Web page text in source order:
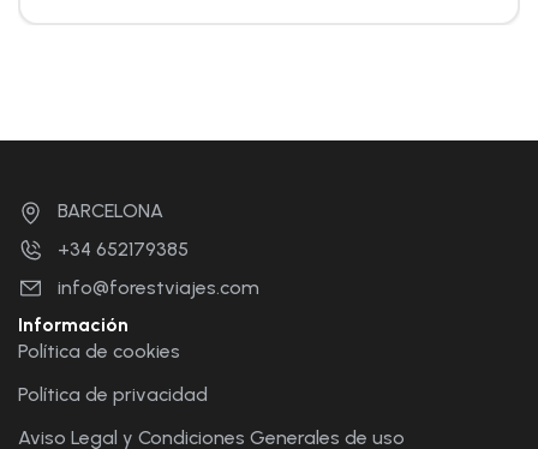
BARCELONA
+34 652179385
info@forestviajes.com
Información
Política de cookies
Política de privacidad
Aviso Legal y Condiciones Generales de uso